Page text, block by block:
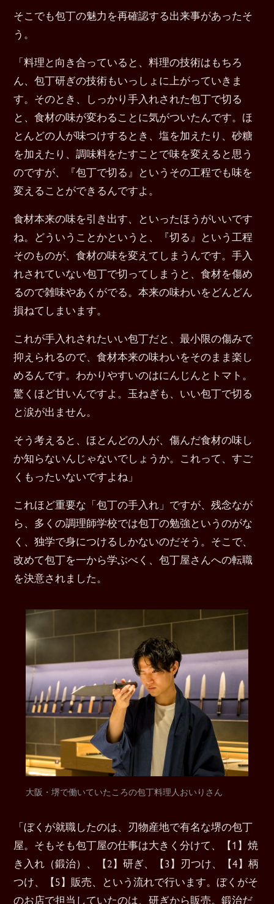
そこでも包丁の魅力を再確認する出来事があったそ
う。
「料理と向き合っていると、料理の技術はもちろ
ん、包丁研ぎの技術もいっしょに上がっていきま
す。そのとき、しっかり手入れされた包丁で切る
と、食材の味が変わることに気がついたんです。ほ
とんどの人が味つけするとき、塩を加えたり、砂糖
を加えたり、調味料をたすことで味を変えると思う
のですが、『包丁で切る』というその工程でも味を
変えることができるんですよ。
食材本来の味を引き出す、といったほうがいいです
ね。どういうことかというと、『切る』という工程
そのものが、食材の味を変えてしまうんです。手入
れされていない包丁で切ってしまうと、食材を傷め
るので雑味やあくがでる。本来の味わいをどんどん
損ねてしまいます。
これが手入れされたいい包丁だと、最小限の傷みで
抑えられるので、食材本来の味わいをそのまま楽し
めるんです。わかりやすいのはにんじんとトマト。
驚くほど甘いんですよ。玉ねぎも、いい包丁で切る
と涙が出ません。
そう考えると、ほとんどの人が、傷んだ食材の味し
か知らないんじゃないでしょうか。これって、すご
くもったいないですよね」
これほど重要な「包丁の手入れ」ですが、残念なが
ら、多くの調理師学校では包丁の勉強というのがな
く、独学で身につけるしかないのだそう。そこで、
改めて包丁を一から学ぶべく、包丁屋さんへの転職
を決意されました。
大阪・堺で働いていたころの包丁料理人おいりさん
「ぼくが就職したのは、刃物産地で有名な堺の包丁
屋。そもそも包丁屋の仕事は大きく分けて、【1】焼
き入れ（鍛治）、【2】研ぎ、【3】刃つけ、【4】柄
つけ、【5】販売、という流れで行います。ぼくがそ
のお店で担当していたのは、研ぎから販売。鍛治だ